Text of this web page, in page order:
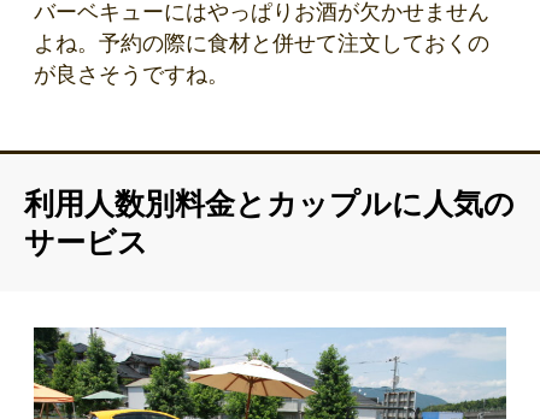
バーベキューにはやっぱりお酒が欠かせません
よね。予約の際に食材と併せて注文しておくの
が良さそうですね。
利用人数別料金とカップルに人気の
サービス